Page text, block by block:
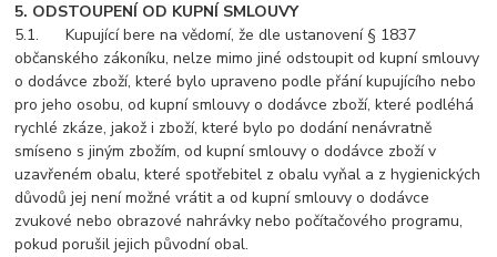
5. ODSTOUPENÍ OD KUPNÍ SMLOUVY
5.1. Kupující bere na vědomí, že dle ustanovení § 1837
občanského zákoníku, nelze mimo jiné odstoupit od kupní smlouvy
o dodávce zboží, které bylo upraveno podle přání kupujícího nebo
pro jeho osobu, od kupní smlouvy o dodávce zboží, které podléhá
rychlé zkáze, jakož i zboží, které bylo po dodání nenávratně
smíseno s jiným zbožím, od kupní smlouvy o dodávce zboží v
uzavřeném obalu, které spotřebitel z obalu vyňal a z hygienických
důvodů jej není možné vrátit a od kupní smlouvy o dodávce
zvukové nebo obrazové nahrávky nebo počítačového programu,
pokud porušil jejich původní obal.